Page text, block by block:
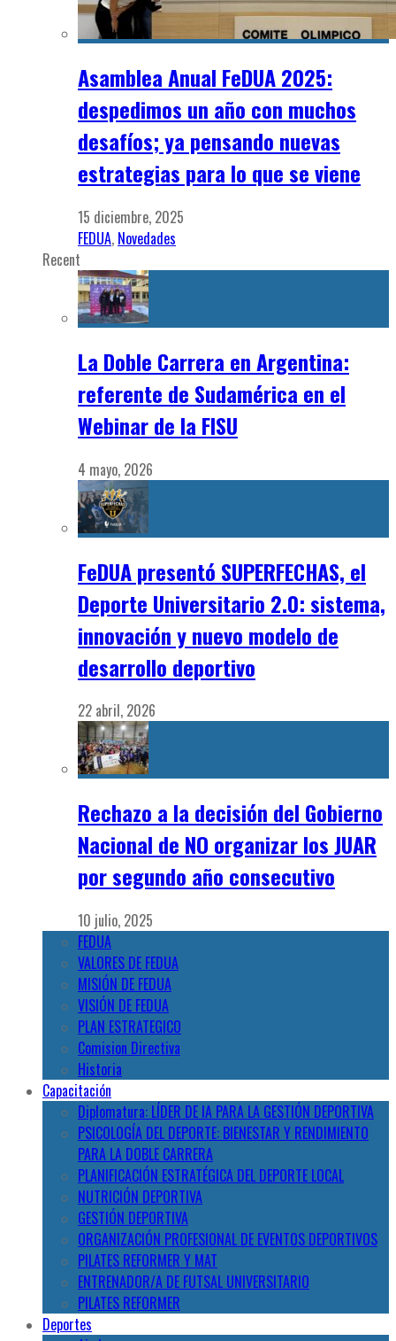
Asamblea Anual FeDUA 2025:
despedimos un año con muchos
desafíos; ya pensando nuevas
estrategias para lo que se viene
15 diciembre, 2025
FEDUA, Novedades
Recent
La Doble Carrera en Argentina:
referente de Sudamérica en el
Webinar de la FISU
4 mayo, 2026
FeDUA presentó SUPERFECHAS, el
Deporte Universitario 2.0: sistema,
innovación y nuevo modelo de
desarrollo deportivo
22 abril, 2026
Rechazo a la decisión del Gobierno
Nacional de NO organizar los JUAR
por segundo año consecutivo
10 julio, 2025
FEDUA
VALORES DE FEDUA
MISIÓN DE FEDUA
VISIÓN DE FEDUA
PLAN ESTRATEGICO
Comision Directiva
Historia
Capacitación
Diplomatura: LÍDER DE IA PARA LA GESTIÓN DEPORTIVA
PSICOLOGÍA DEL DEPORTE: BIENESTAR Y RENDIMIENTO
PARA LA DOBLE CARRERA
PLANIFICACIÓN ESTRATÉGICA DEL DEPORTE LOCAL
NUTRICIÓN DEPORTIVA
GESTIÓN DEPORTIVA
ORGANIZACIÓN PROFESIONAL DE EVENTOS DEPORTIVOS
PILATES REFORMER Y MAT
ENTRENADOR/A DE FUTSAL UNIVERSITARIO
PILATES REFORMER
Deportes